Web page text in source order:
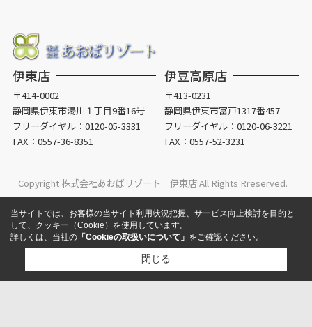
伊東店
〒414-0002
静岡県伊東市湯川１丁目9番16号
フリーダイヤル： 0120-05-3331
FAX：0557-36-8351
伊豆高原店
〒413-0231
静岡県伊東市富戸1317番457
フリーダイヤル：0120-06-3221
FAX：0557-52-3231
Copyright 株式会社あおばリゾート 伊東店 All Rights Rreserved.
当サイトでは、お客様の当サイト利用状況把握、サービス向上検討を目的と
して、クッキー（Cookie）を使用しています。
詳しくは、当社の 「Cookieの取扱いについて」 をご確認ください。
閉じる